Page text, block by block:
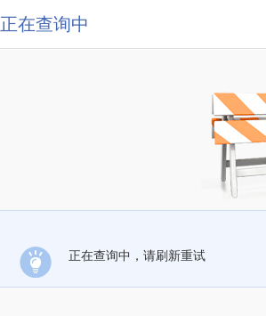
正在查询中
正在查询中，请刷新重试